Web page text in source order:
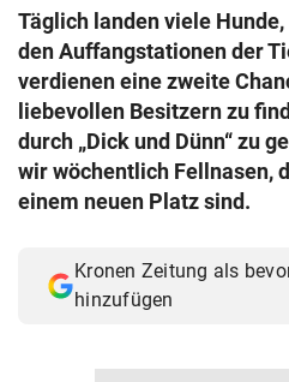
search
eingeben
© Krone Multimedia GmbH & Co
Muthgasse 2, 1190 Wien
Täglich landen viele
den Auffangstationen der
verdienen eine zweite
liebevollen Besitzern zu
durch „Dick und Dünn“ zu
wir wöchentlich Fellnasen,
einem neuen Platz sind.
Kronen Zeitung als
hinzufügen